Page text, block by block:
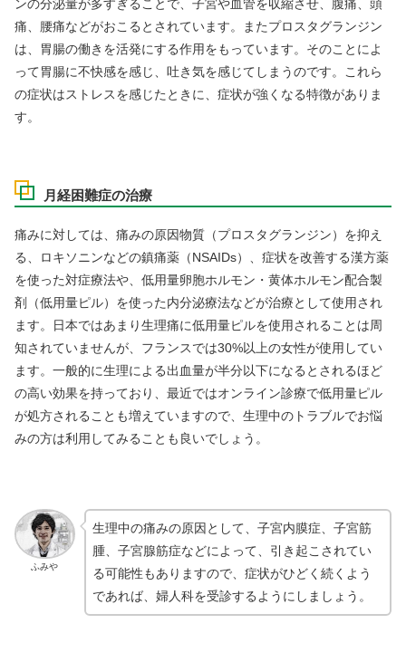
ンの分泌量が多すぎることで、子宮や血管を収縮させ、腹痛、頭
痛、腰痛などがおこるとされています。またプロスタグランジン
は、胃腸の働きを活発にする作用をもっています。そのことによ
って胃腸に不快感を感じ、吐き気を感じてしまうのです。これら
の症状はストレスを感じたときに、症状が強くなる特徴がありま
す。
月経困難症の治療
痛みに対しては、痛みの原因物質（プロスタグランジン）を抑え
る、ロキソニンなどの鎮痛薬（NSAIDs）、症状を改善する漢方薬
を使った対症療法や、低用量卵胞ホルモン・黄体ホルモン配合製
剤（低用量ピル）を使った内分泌療法などが治療として使用され
ます。日本ではあまり生理痛に低用量ピルを使用されることは周
知されていませんが、フランスでは30%以上の女性が使用してい
ます。一般的に生理による出血量が半分以下になるとされるほど
の高い効果を持っており、最近ではオンライン診療で低用量ピル
が処方されることも増えていますので、生理中のトラブルでお悩
みの方は利用してみることも良いでしょう。
ふみや
生理中の痛みの原因として、子宮内膜症、子宮筋
腫、子宮腺筋症などによって、引き起こされてい
る可能性もありますので、症状がひどく続くよう
であれば、婦人科を受診するようにしましょう。